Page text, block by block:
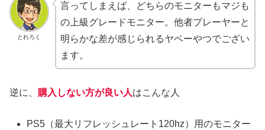
とれろく
言ってしまえば、どちらのモニターもマジも
の上級グレードモニター。他者プレーヤーと
明らかな差が感じられるヤベーやつでござい
ます。
逆に、 購入しない方が良い人はこんな人
PS5（最大リフレッシュレート120hz）用のモニター